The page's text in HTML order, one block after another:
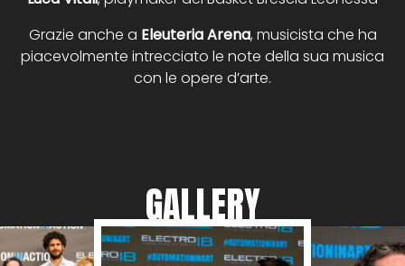
Grazie anche a Eleuteria Arena, musicista che ha
piacevolmente intrecciato le note della sua musica
con le opere d’arte.
GALLERY